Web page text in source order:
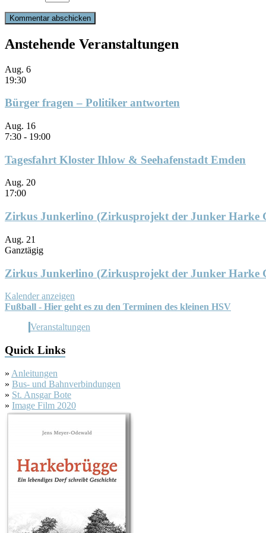
Anstehende Veranstaltungen
Aug. 6
19:30
Bürger fragen – Politiker antworten
Aug. 16
7:30 - 19:00
Tagesfahrt Kloster Ihlow & Seehafenstadt Emden
Aug. 20
17:00
Zirkus Junkerlino (Zirkusprojekt der Junker Harke
Aug. 21
Ganztägig
Zirkus Junkerlino (Zirkusprojekt der Junker Harke
Kalender anzeigen
Fußball - Hier geht es zu den Terminen des kleinen HSV
Veranstaltungen
Quick Links
» Anleitungen
» Bus- und Bahnverbindungen
» St. Ansgar Bote
» Image Film 2020